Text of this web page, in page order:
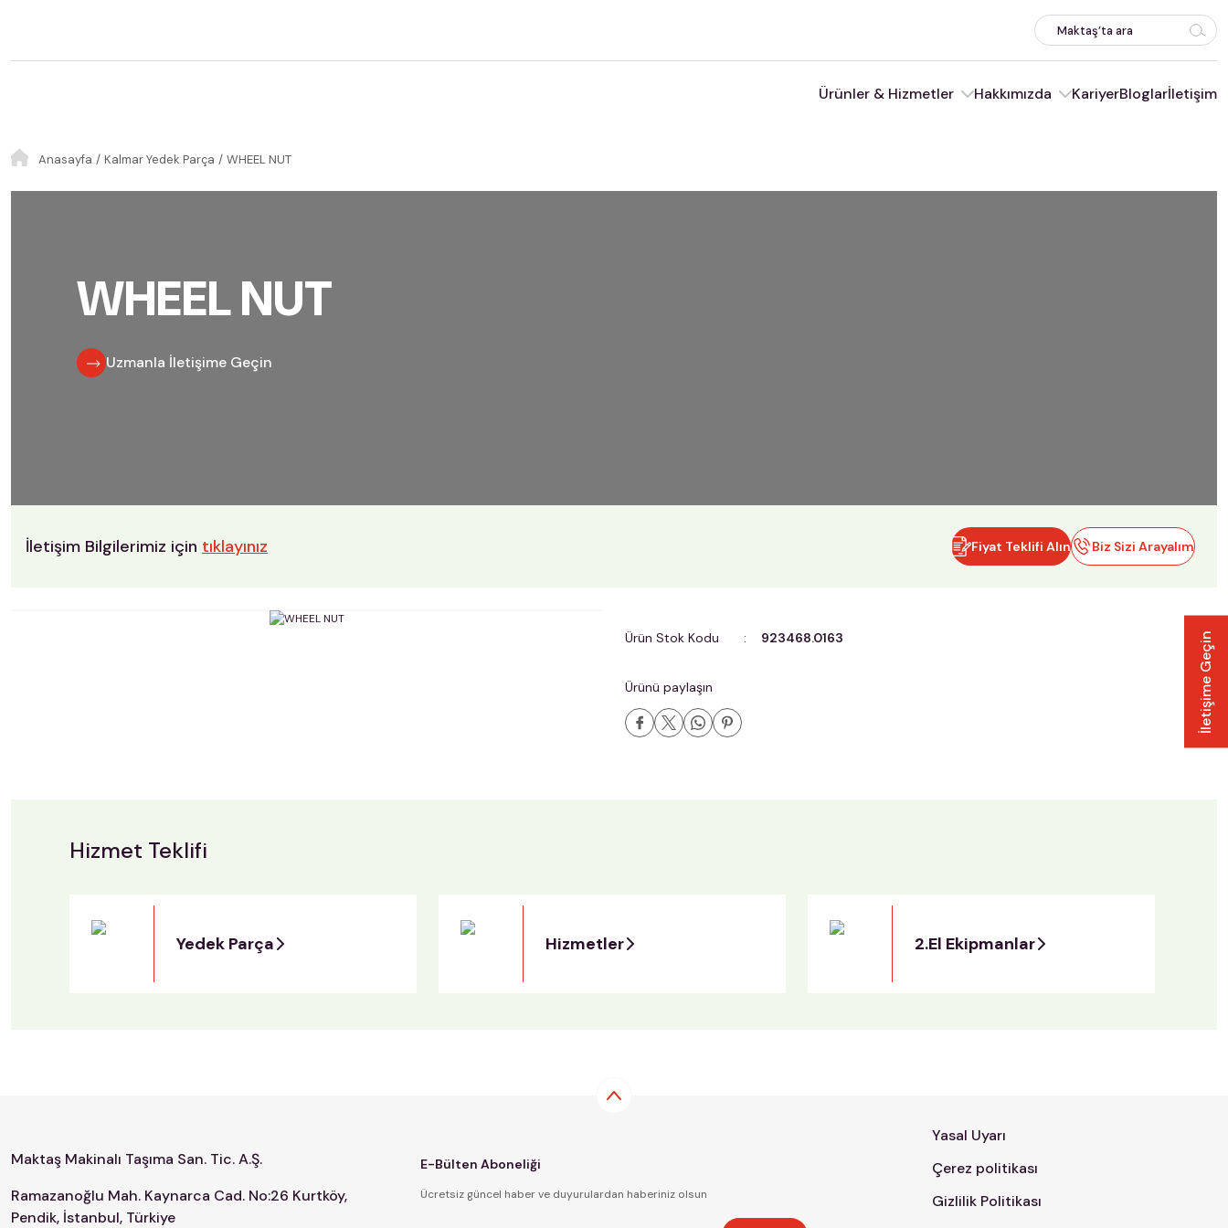
Ürünler & Hizmetler Hakkımızda KariyerBloglarİletişim
Anasayfa Kalmar Yedek Parça WHEEL NUT
WHEEL NUT
Uzmanla İletişime Geçin
İletişim Bilgilerimiz için tıklayınız Fiyat Teklifi Alın Biz Sizi Arayalım
Ürün Stok Kodu 923468.0163
Ürünü paylaşın
Hizmet Teklifi
Yedek Parça Hizmetler 2.El Ekipmanlar
Maktaş Makinalı Taşıma San. Tic. A.Ş.
Ramazanoğlu Mah. Kaynarca Cad. No:26 Kurtköy,
Pendik, İstanbul, Türkiye
E-Bülten Aboneliği
Ücretsiz güncel haber ve duyurulardan haberiniz olsun
Yasal Uyarı
Çerez politikası
Gizlilik Politikası
İletişime Geçin